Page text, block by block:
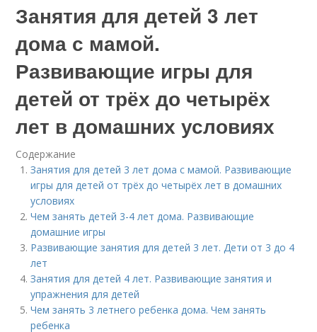
Занятия для детей 3 лет
дома с мамой.
Развивающие игры для
детей от трёх до четырёх
лет в домашних условиях
Содержание
Занятия для детей 3 лет дома с мамой. Развивающие
игры для детей от трёх до четырёх лет в домашних
условиях
Чем занять детей 3-4 лет дома. Развивающие
домашние игры
Развивающие занятия для детей 3 лет. Дети от 3 до 4
лет
Занятия для детей 4 лет. Развивающие занятия и
упражнения для детей
Чем занять 3 летнего ребенка дома. Чем занять
ребенка